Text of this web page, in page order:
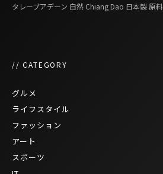
タレーブアデーン 自然 Chiang Dao 日本製 原料
// CATEGORY
グルメ
ライフスタイル
ファッション
アート
スポーツ